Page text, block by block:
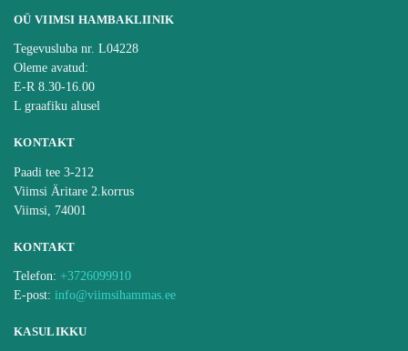
OÜ VIIMSI HAMBAKLIINIK
Tegevusluba nr. L04228
Oleme avatud:
E-R 8.30-16.00
L graafiku alusel
KONTAKT
Paadi tee 3-212
Viimsi Äritare 2.korrus
Viimsi, 74001
KONTAKT
Telefon: +3726099910
E-post: info@viimsihammas.ee
KASULIKKU